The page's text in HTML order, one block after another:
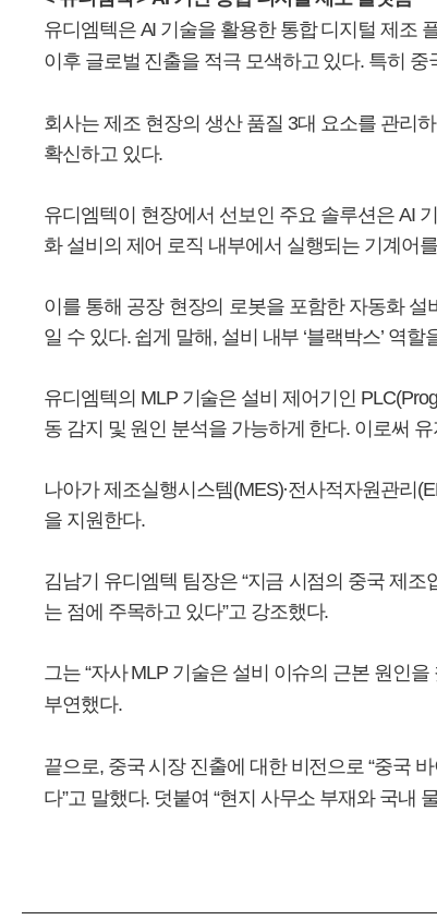
유디엠텍은 AI 기술을 활용한 통합 디지털 제조
이후 글로벌 진출을 적극 모색하고 있다. 특히
회사는 제조 현장의 생산 품질 3대 요소를 관리
확신하고 있다.
유디엠텍이 현장에서 선보인 주요 솔루션은 AI
화 설비의 제어 로직 내부에서 실행되는 기계어
이를 통해 공장 현장의 로봇을 포함한 자동화
일 수 있다. 쉽게 말해, 설비 내부 ‘블랙박스’ 역
유디엠텍의 MLP 기술은 설비 제어기인
동 감지 및 원인 분석을 가능하게 한다. 이로써
나아가 제조실행시스템(MES)·전사적자원관리
을 지원한다.
김남기 유디엠텍 팀장은 “지금 시점의 중국 제
는 점에 주목하고 있다”고 강조했다.
그는 “자사 MLP 기술은 설비 이슈의 근본 원인
부연했다.
끝으로, 중국 시장 진출에 대한 비전으로 “중국
다”고 말했다. 덧붙여 “현지 사무소 부재와 국내